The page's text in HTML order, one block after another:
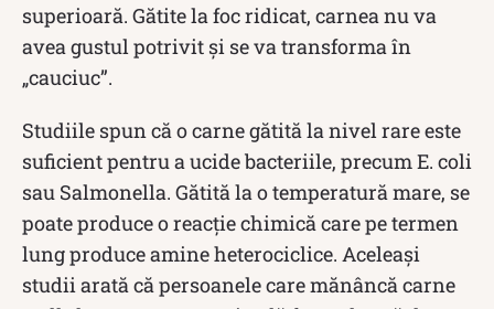
superioară. Gătite la foc ridicat, carnea nu va
avea gustul potrivit și se va transforma în
„cauciuc”.
Studiile spun că o carne gătită la nivel rare este
suficient pentru a ucide bacteriile, precum E. coli
sau Salmonella. Gătită la o temperatură mare, se
poate produce o reacție chimică care pe termen
lung produce amine heterociclice. Aceleași
studii arată că persoanele care mănâncă carne